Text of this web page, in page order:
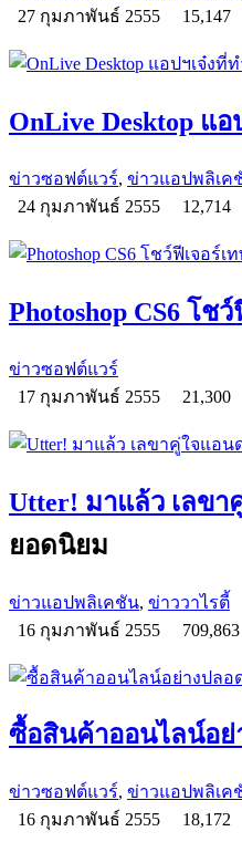
27 กุมภาพันธ์ 2555
15,147
OnLive Desktop แ
ข่าวซอฟต์แวร์, ข่าวแอปพลิเค
24 กุมภาพันธ์ 2555
12,714
Photoshop CS6 โ
ข่าวซอฟต์แวร์
17 กุมภาพันธ์ 2555
21,300
Utter! มาแล้ว เลขา
ยอดนิยม
ข่าวแอปพลิเคชัน, ข่าววาไรตี้
16 กุมภาพันธ์ 2555
709,863
ซื้อสินค้าออนไลน์อย่
ข่าวซอฟต์แวร์, ข่าวแอปพลิเค
16 กุมภาพันธ์ 2555
18,172